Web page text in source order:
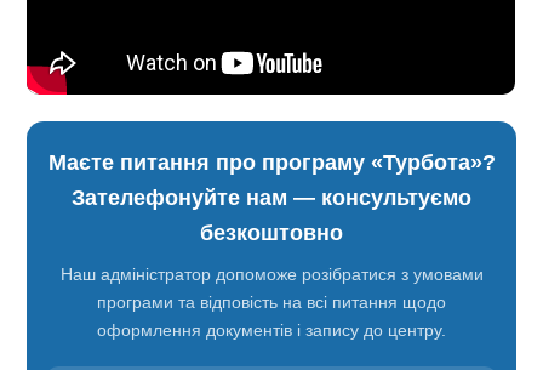
Маєте питання про програму «Турбота»?
Зателефонуйте нам — консультуємо
безкоштовно
Наш адміністратор допоможе розібратися з умовами
програми та відповість на всі питання щодо
оформлення документів і запису до центру.